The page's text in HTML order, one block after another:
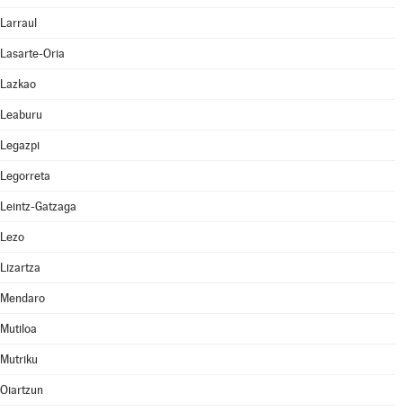
Larraul
Lasarte-Oria
Lazkao
Leaburu
Legazpi
Legorreta
Leintz-Gatzaga
Lezo
Lizartza
Mendaro
Mutiloa
Mutriku
Oiartzun